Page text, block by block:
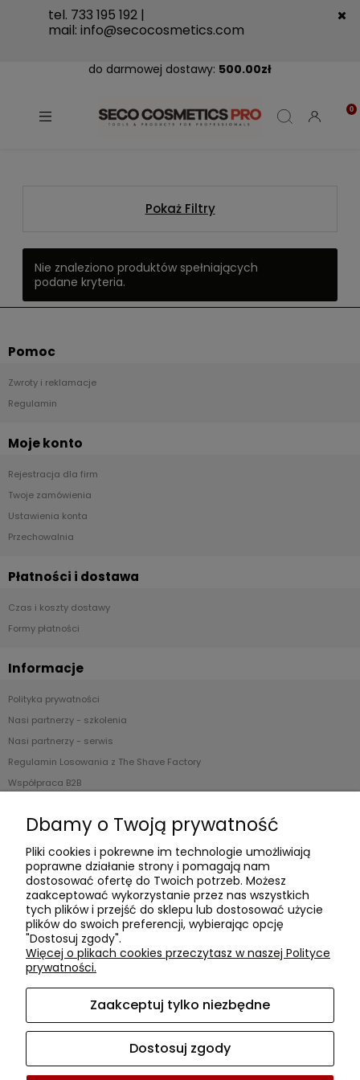
tel. 733 195 192 |
mail: info@secocosmetics.com
do darmowej dostawy: 500.00zł
Pokaż Filtry
Nie znaleziono produktów spełniających
podane kryteria.
Pomoc
Zwroty i reklamacje
Regulamin
Moje konto
Rejestracja dla firm
Twoje zamówienia
Ustawienia konta
Przechowalnia
Płatności i dostawa
Czas i koszty dostawy
Formy płatności
Informacje
Polityka prywatności
Nasi partnerzy - szkolenia
Nasi partnerzy - serwis
Regulamin Losowania z The Shave Factory
Współpraca B2B
O nas
Kontakt i dane firmy
Witamy w naszej platformie dlaPROfesjonalistów.
Ceny sąwidoczne tylko dla zarejestrowanychKlientów, a
rabaty ustawione po weryfikacji konta
Jeśli jesteś Klientem detalicznym to zapraszamy na
dedykowany serwis -www.secocosmetics.com
Dbamy o Twoją prywatność
Pliki cookies i pokrewne im technologie umożliwiają
poprawne działanie strony i pomagają nam
dostosować ofertę do Twoich potrzeb. Możesz
zaakceptować wykorzystanie przez nas wszystkich
tych plików i przejść do sklepu lub dostosować użycie
plików do swoich preferencji, wybierając opcję
"Dostosuj zgody".
Więcej o plikach cookies przeczytasz w naszej Polityce
prywatności.
Zaakceptuj tylko niezbędne
Dostosuj zgody